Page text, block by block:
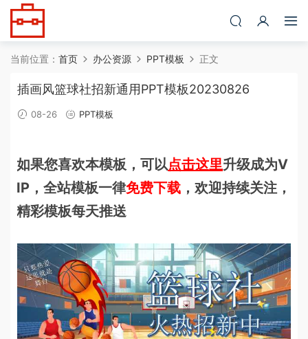
当前位置： 首页 办公资源 PPT模板 正文
插画风篮球社招新通用PPT模板20230826
08-26 PPT模板
如果您喜欢本模板，可以点击这里升级成为V
IP，全站模板一律免费下载 ，欢迎持续关注，
精彩模板每天推送